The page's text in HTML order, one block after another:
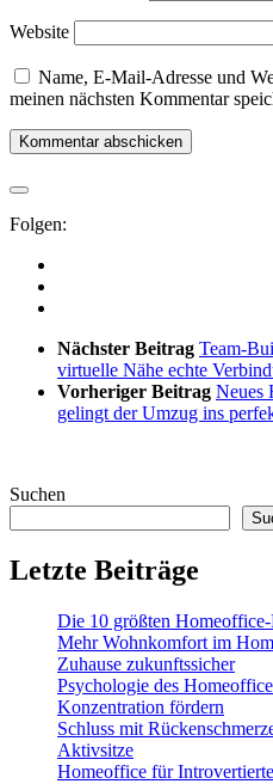
Website
Name, E-Mail-Adresse und
meinen nächsten Kommentar
Folgen:
Nächster Beitrag Team-
virtuelle Nähe echte
Vorheriger Beitrag Neues
gelingt der Umzug ins
Suchen
Letzte Beiträge
Die 10 größten
Mehr Wohnkomfort im
Zuhause zukunftssicher
Psychologie des
Konzentration fördern
Schluss mit
Aktivsitze
Homeoffice für